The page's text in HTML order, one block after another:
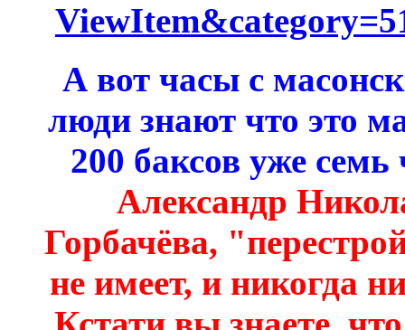
А вот часы с
люди знают что это
200 баксов уже
Александр
Горбачёва,
не имеет, и никогда